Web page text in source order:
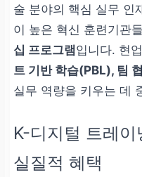
술 분야의 핵심 실무 인
이 높은 혁신 훈련기관
십 프로그램입니다. 현
트 기반 학습(PBL), 팀
실무 역량을 키우는 데
K-디지털 트레
실질적 혜택